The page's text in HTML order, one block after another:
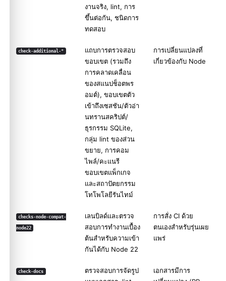
งานจริง, lint, การ
ขึ้นต่อกัน, ชนิดการ
ทดสอบ
check-additional-*
แถบการตรวจสอบ
ขอบเขต (รวมถึง
การคลาดเคลื่อน
ของสแนปช็อตพร
อมต์), ขอบเขตตัว
เข้าถึงเซสชัน/ตัวอ่า
นทรานสคริปต์/
ธุรกรรม SQLite,
กลุ่ม lint ของส่วน
ขยาย, การคอม
ไพล์/คะแนรี
ขอบเขตแพ็กเกจ
และสถาปัตยกรรม
โทโพโลยีรันไทม์
การเปลี่ยนแปลงที่
เกี่ยวข้องกับ Node
checks-node-compat-
node22
เลนบิลด์และตรวจ
สอบการทำงานเบื้อง
ต้นสำหรับความเข้า
กันได้กับ Node 22
การสั่ง CI ด้วย
ตนเองสำหรับรุ่นเผย
แพร่
check-docs
ตรวจสอบการจัดรูป
เอกสารมีการ